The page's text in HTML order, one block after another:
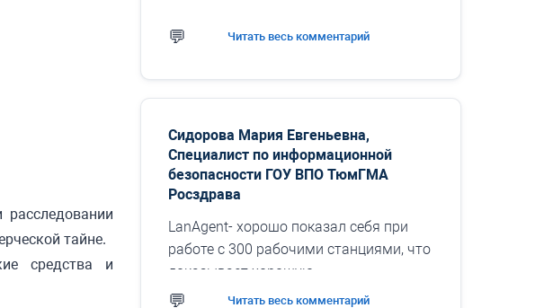
тайне.
средства и
картину его рабочего дня. Интуитивно
понятный интерфейс...
Читать весь комментарий
Сидорова Мария Евгеньевна,
Специалист по информационной
безопасности ГОУ ВПО ТюмГМА
Росздрава
LanAgent- хорошо показал себя при
работе с 300 рабочими станциями, что
доказывает хорошую
масштабируемость этого
Читать весь комментарий